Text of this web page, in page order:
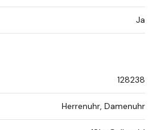
Ja
128238
Herrenuhr, Damenuhr